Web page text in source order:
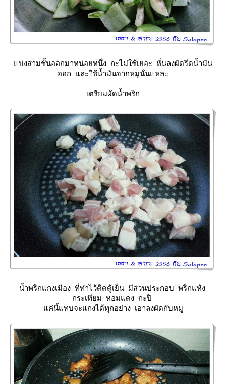
บ่งสามชั้นออกมาหน่อยหนึ่ง กะไม่ใช้เยอะ หั่นลงผัดรีดน้ำมัน
ออก และใช้น้ำมันจากหมูนั่นแหละ
เตรียมผัดน้ำพริก
น้ำพริกแกงเมือง ที่ทำไว้ติดตู้เย็น มีส่วนประกอบ พริกแห้ง
กระเทียม หอมแดง กะปิ
ค่นี้แทบจะแกงได้ทุกอย่าง เอาลงผัดกับหมู